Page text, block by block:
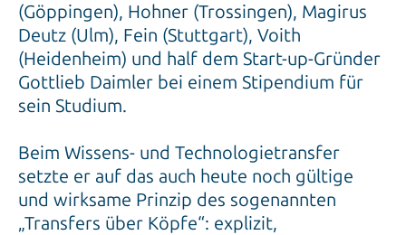
(Göppingen), Hohner (Trossingen), Magirus
Deutz (Ulm), Fein (Stuttgart), Voith
(Heidenheim) und half dem Start-up-Gründer
Gottlieb Daimler bei einem Stipendium für
sein Studium.
Beim Wissens- und Technologietransfer
setzte er auf das auch heute noch gültige
und wirksame Prinzip des sogenannten
„Transfers über Köpfe“: explizit,